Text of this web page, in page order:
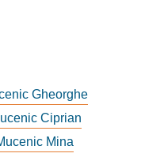
Gheorghe
Ciprian
Mina